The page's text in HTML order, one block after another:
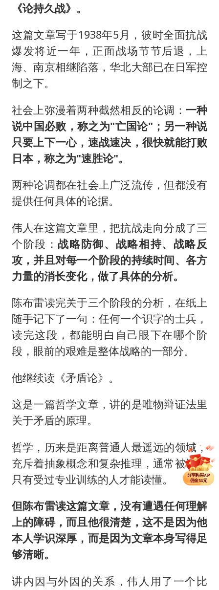
《论持久战》。
这篇文章写于1938年5月，彼时全面抗战
爆发将近一年，正面战场节节后退，上
海、南京相继陷落，华北大部已在日军控
制之下。
社会上弥漫着两种截然相反的论调： 一种
说中国必败，称之为"亡国论"；另一种说
只要上下一心，速战速决，很快就能打败
日本，称之为"速胜论"。
两种论调都在社会上广泛流传，但都没有
提供任何具体的论据。
伟人在这篇文章里，把抗战走向分成了三
个阶段： 战略防御、战略相持、战略反
攻，并且对每一个阶段的持续时间、各方
力量的消长变化，做了具体的分析。
陈布雷读完关于三个阶段的分析，在纸上
随手记下了一句：任何一个识字的士兵，
读完这段，都能明白自己眼下在哪个阶
段，眼前的艰难是整体战略的一部分。
他继续读《矛盾论》。
这是一篇哲学文章，讲的是唯物辩证法里
关于矛盾的原理。
哲学，历来是距离普通人最遥远的领域，
充斥着抽象概念和复杂推理，通常被认为
只有受过专业训练的人才能读懂。
但陈布雷读这篇文章，没有遭遇任何理解
上的障碍，而且他很清楚，这不是因为他
本人学识深厚，而是因为文章本身写得足
够清晰。
讲内因与外因的关系，伟人用了一个比
分享单篇
佣金2.5元
分享购买VIP
佣金14元